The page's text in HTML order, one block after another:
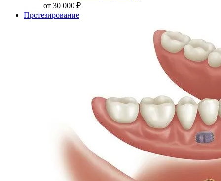
от 30 000 ₽
Протезирование